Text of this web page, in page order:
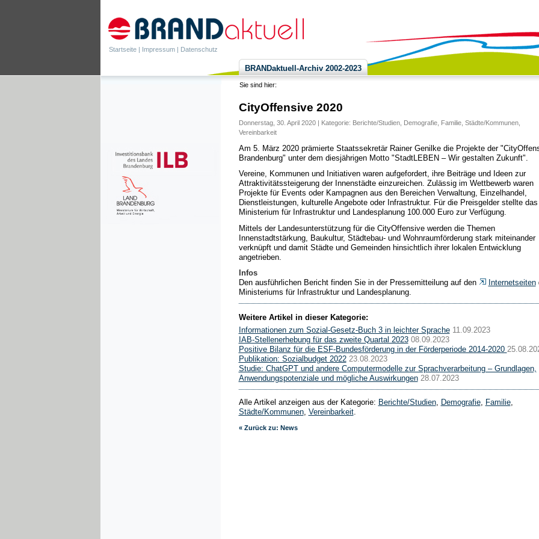
Startseite | Impressum | Datenschutz
BRANDaktuell-Archiv 2002-2023
Sie sind hier:
CityOffensive 2020
Donnerstag, 30. April 2020 | Kategorie: Berichte/Studien, Demografie, Familie, Städte/Kommunen,
Vereinbarkeit
Am 5. März 2020 prämierte Staatssekretär Rainer Genilke die Projekte der
Brandenburg" unter dem diesjährigen Motto "StadtLEBEN – Wir gestalten Zukunft".
Vereine, Kommunen und Initiativen waren aufgefordert, ihre Beiträge und Ideen zur
Attraktivitätssteigerung der Innenstädte einzureichen. Zulässig im Wettbewerb waren
Projekte für Events oder Kampagnen aus den Bereichen Verwaltung, Einzelhandel,
Dienstleistungen, kulturelle Angebote oder Infrastruktur. Für die Preisgelder stellte das
Ministerium für Infrastruktur und Landesplanung 100.000 Euro zur Verfügung.
Mittels der Landesunterstützung für die CityOffensive werden die Themen
Innenstadtstärkung, Baukultur, Städtebau- und Wohnraumförderung stark miteinander
verknüpft und damit Städte und Gemeinden hinsichtlich ihrer lokalen Entwicklung
angetrieben.
Infos
Den ausführlichen Bericht finden Sie in der Pressemitteilung auf den
Internetseiten
Ministeriums für Infrastruktur und Landesplanung.
Weitere Artikel in dieser Kategorie:
Informationen zum Sozial-Gesetz-Buch 3 in leichter Sprache 11.09.2023
IAB-Stellenerhebung für das zweite Quartal 2023 08.09.2023
Positive Bilanz für die ESF-Bundesförderung in der Förderperiode 2014-2020
Publikation: Sozialbudget 2022 23.08.2023
Studie: ChatGPT und andere Computermodelle zur Sprachverarbeitung – Grundlagen,
Anwendungspotenziale und mögliche Auswirkungen 28.07.2023
Alle Artikel anzeigen aus der Kategorie: Berichte/Studien, Demografie, Familie,
Städte/Kommunen, Vereinbarkeit.
« Zurück zu: News